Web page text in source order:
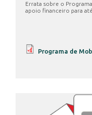
Errata sobre o
apoio financeiro para
Programa de